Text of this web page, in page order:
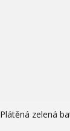
Plátěná zelená